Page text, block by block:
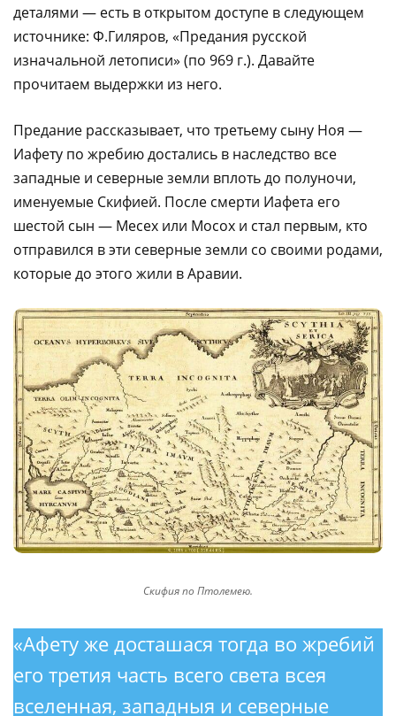
деталями — есть в открытом доступе в следующем
источнике: Ф.Гиляров, «Предания русской
изначальной летописи» (по 969 г.). Давайте
прочитаем выдержки из него.
Предание рассказывает, что третьему сыну Ноя —
Иафету по жребию достались в наследство все
западные и северные земли вплоть до полуночи,
именуемые Скифией. После смерти Иафета его
шестой сын — Месех или Мосох и стал первым, кто
отправился в эти северные земли со своими родами,
которые до этого жили в Аравии.
Скифия по Птолемею.
«Афету же досташася тогда во жребий
его третия часть всего света всея
вселенная, западныя и северные